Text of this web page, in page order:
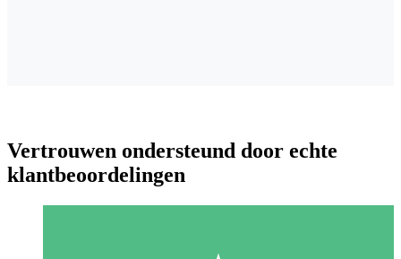
Vertrouwen ondersteund door echte
klantbeoordelingen